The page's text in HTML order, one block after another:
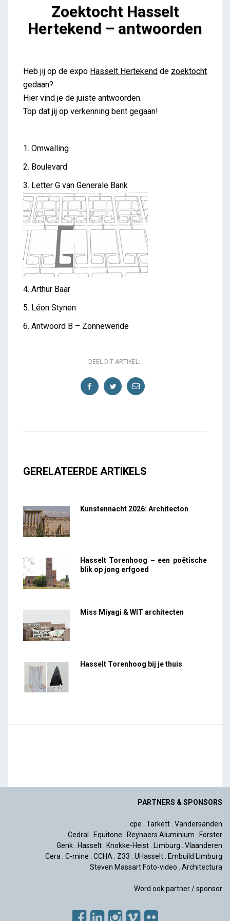
Zoektocht Hasselt
Hertekend – antwoorden
Heb jij op de expo Hasselt Hertekend de zoektocht
gedaan?
Hier vind je de juiste antwoorden.
Top dat jij op verkenning bent gegaan!
1. Omwalling
2. Boulevard
3. Letter G van Generale Bank
4. Arthur Baar
5. Léon Stynen
6. Antwoord B – Zonnewende
DEEL DIT ARTIKEL:
GERELATEERDE ARTIKELS
Kunstennacht 2026: Architecton
Hasselt Torenhoog – een poëtische
blik op jong erfgoed
Miss Miyagi & WIT architecten
Hasselt Torenhoog bij je thuis
PARTNERS & SPONSORS
cpe . Tarkett. Vandersanden
Cedral . Equitone . Reynaers Aluminium . Forster
Genk. Hasselt. Knokke-Heist. Limburg . Vlaanderen
Cera. C-mine . CCHA. Z33 . UHasselt. Embuild Limburg
Steven Massart Foto-video . Architectura
Word ook partner / sponsor